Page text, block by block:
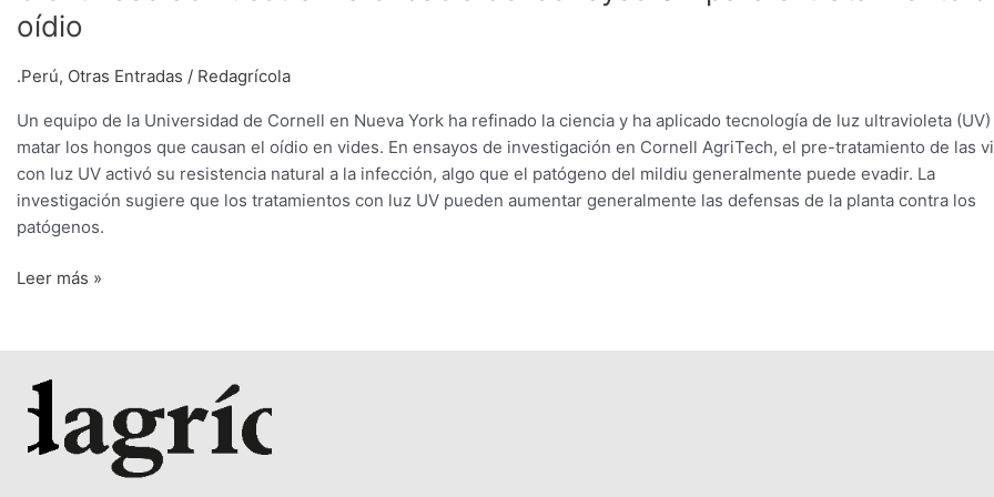
oídio
.Perú, Otras Entradas / Redagrícola
Un equipo de la Universidad de Cornell en Nueva York ha refinado la ciencia y ha aplicado tecnología de luz ultravioleta (UV)
matar los hongos que causan el oídio en vides. En ensayos de investigación en Cornell AgriTech, el pre-tratamiento de las
con luz UV activó su resistencia natural a la infección, algo que el patógeno del mildiu generalmente puede evadir. La
investigación sugiere que los tratamientos con luz UV pueden aumentar generalmente las defensas de la planta contra los
patógenos.
Leer más »